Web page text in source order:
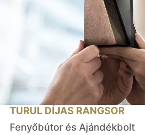
TURUL DÍJAS RANGSOR
Fenyőbútor és Ajándékbolt